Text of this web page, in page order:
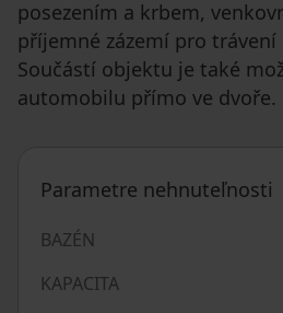
posezením a krbem,
příjemné zázemí pro trávení
Součástí objektu je také
automobilu přímo ve dvoře.
Parametre nehnuteľnosti
BAZÉN
KAPACITA